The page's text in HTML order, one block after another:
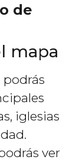
de
mapa
iglesias
ver